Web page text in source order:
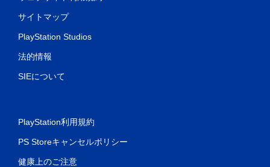
サイトマップ
PlayStation Studios
法的情報
SIEについて
PlayStation利用規約
PS Storeキャンセルポリシー
健康上のご注意